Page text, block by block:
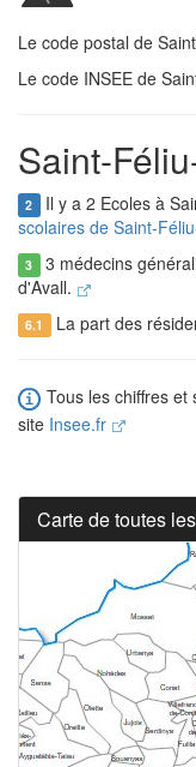
Le code postal de
Le code INSEE de
Saint-
2 Il y a 2 Ecoles à
scolaires de Saint-
3 3 médecins
d'Avall.
6.1 La part des
Tous les chiffres
site Insee.fr
Carte de toutes